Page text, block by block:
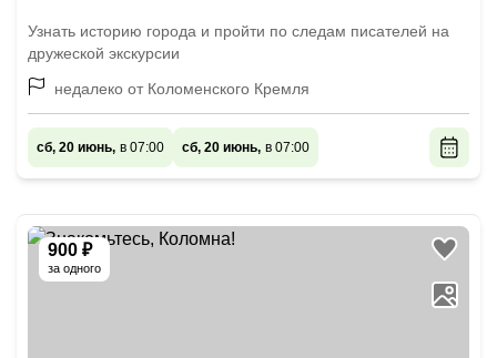
Узнать историю города и пройти по следам писателей на
дружеской экскурсии
недалеко от Коломенского Кремля
сб, 20 июнь, в 07:00 сб, 20 июнь, в 07:00
900 ₽
за одного